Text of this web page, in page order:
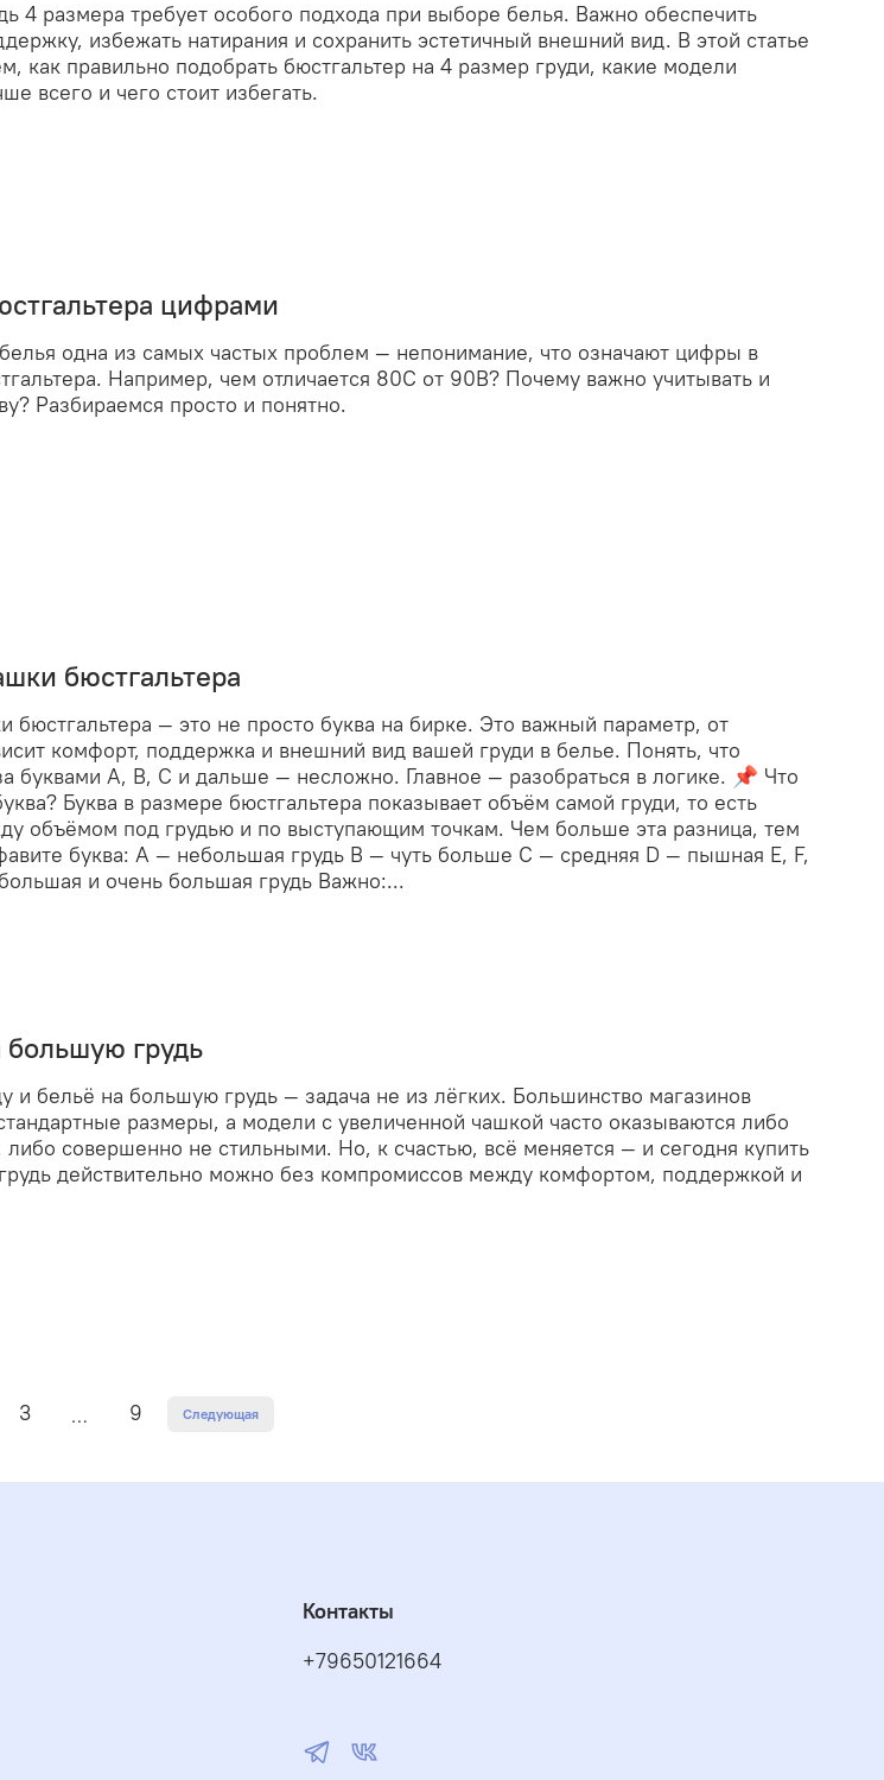
4 размера требует особого подхода при выборе белья. Важно обеспечить
избежать натирания и сохранить эстетичный внешний вид. В этой статье
как правильно подобрать бюстгальтер на 4 размер груди, какие модели
всего и чего стоит избегать.
цифрами
одна из самых частых проблем — непонимание, что означают цифры в
Например, чем отличается 80C от 90B? Почему важно учитывать и
Разбираемся просто и понятно.
бюстгальтера
бюстгальтера — это не просто буква на бирке. Это важный параметр, от
комфорт, поддержка и внешний вид вашей груди в белье. Понять, что
буквами A, B, C и дальше — несложно. Главное — разобраться в логике. 📌 Что
Буква в размере бюстгальтера показывает объём самой груди, то есть
объёмом под грудью и по выступающим точкам. Чем больше эта разница, тем
буква: A — небольшая грудь B — чуть больше C — средняя D — пышная E, F,
и очень большая грудь Важно:...
большую грудь
и бельё на большую грудь — задача не из лёгких. Большинство магазинов
размеры, а модели с увеличенной чашкой часто оказываются либо
совершенно не стильными. Но, к счастью, всё меняется — и сегодня купить
действительно можно без компромиссов между комфортом, поддержкой и
3 … 9 Следующая
Контакты
+79650121664